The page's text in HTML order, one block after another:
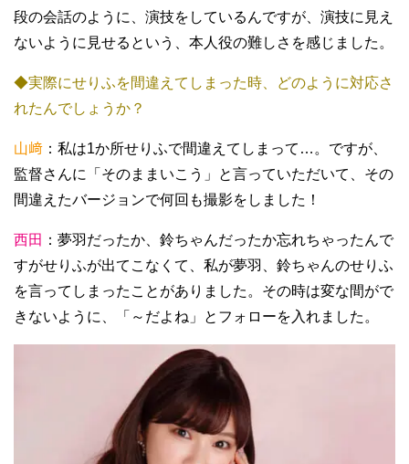
段の会話のように、演技をしているんですが、演技に見え
ないように見せるという、本人役の難しさを感じました。
◆実際にせりふを間違えてしまった時、どのように対応さ
れたんでしょうか？
山﨑 ：私は1か所せりふで間違えてしまって…。ですが、
監督さんに「そのままいこう」と言っていただいて、その
間違えたバージョンで何回も撮影をしました！
西田 ：夢羽だったか、鈴ちゃんだったか忘れちゃったんで
すがせりふが出てこなくて、私が夢羽、鈴ちゃんのせりふ
を言ってしまったことがありました。その時は変な間がで
きないように、「～だよね」とフォローを入れました。